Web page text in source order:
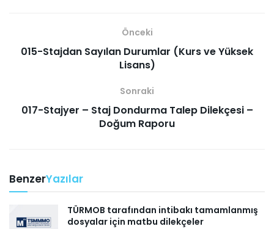
Önceki
015-Stajdan Sayılan Durumlar (Kurs ve Yüksek
Lisans)
Sonraki
017-Stajyer – Staj Dondurma Talep Dilekçesi –
Doğum Raporu
BenzerYazılar
TÜRMOB tarafından intibakı tamamlanmış
dosyalar için matbu dilekçeler